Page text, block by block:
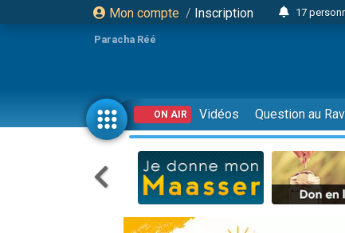
Mon compte / Inscription
17
Il
23
Eva vient
4
3
3
Odaya
Paracha Réé
ON AIR Vidéos Question au Rav